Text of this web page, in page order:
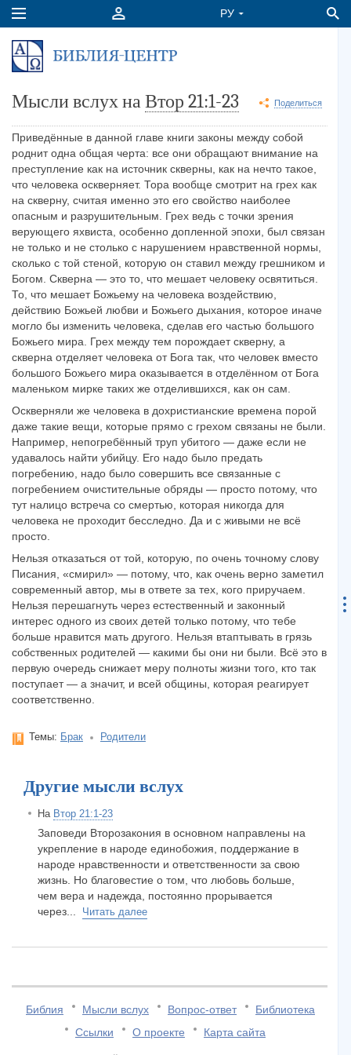
Мысли вслух наВтор 21:1-23 Поделиться
Приведённые в данной главе книги законы между собой
роднит одна общая черта: все они обращают внимание на
преступление как на источник скверны, как на нечто такое,
что человека оскверняет. Тора вообще смотрит на грех как
на скверну, считая именно это его свойство наиболее
опасным и разрушительным. Грех ведь с точки зрения
верующего яхвиста, особенно допленной эпохи, был связан
не только и не столько с нарушением нравственной нормы,
сколько с той стеной, которую он ставил между грешником и
Богом. Скверна — это то, что мешает человеку освятиться.
То, что мешает Божьему на человека воздействию,
действию Божьей любви и Божьего дыхания, которое иначе
могло бы изменить человека, сделав его частью большого
Божьего мира. Грех между тем порождает скверну, а
скверна отделяет человека от Бога так, что человек вместо
большого Божьего мира оказывается в отделённом от Бога
маленьком мирке таких же отделившихся, как он сам.
Оскверняли же человека в дохристианские времена порой
даже такие вещи, которые прямо с грехом связаны не были.
Например, непогребённый труп убитого — даже если не
удавалось найти убийцу. Его надо было предать
погребению, надо было совершить все связанные с
погребением очистительные обряды — просто потому, что
тут налицо встреча со смертью, которая никогда для
человека не проходит бесследно. Да и с живыми не всё
просто.
Нельзя отказаться от той, которую, по очень точному слову
Писания, «смирил» — потому, что, как очень верно заметил
современный автор, мы в ответе за тех, кого приручаем.
Нельзя перешагнуть через естественный и законный
интерес одного из своих детей только потому, что тебе
больше нравится мать другого. Нельзя втаптывать в грязь
собственных родителей — какими бы они ни были. Всё это в
первую очередь снижает меру полноты жизни того, кто так
поступает — а значит, и всей общины, которая реагирует
соответственно.
Темы: Брак Родители
Другие мысли вслух
На Втор 21:1-23
Заповеди Второзакония в основном направлены на
укрепление в народе единобожия, поддержание в
народе нравственности и ответственности за свою
жизнь. Но благовестие о том, что любовь больше,
чем вера и надежда, постоянно прорывается
через... Читать далее
Библия Мысли вслух Вопрос-ответ
Библиотека
Ссылки
О проекте Карта сайта